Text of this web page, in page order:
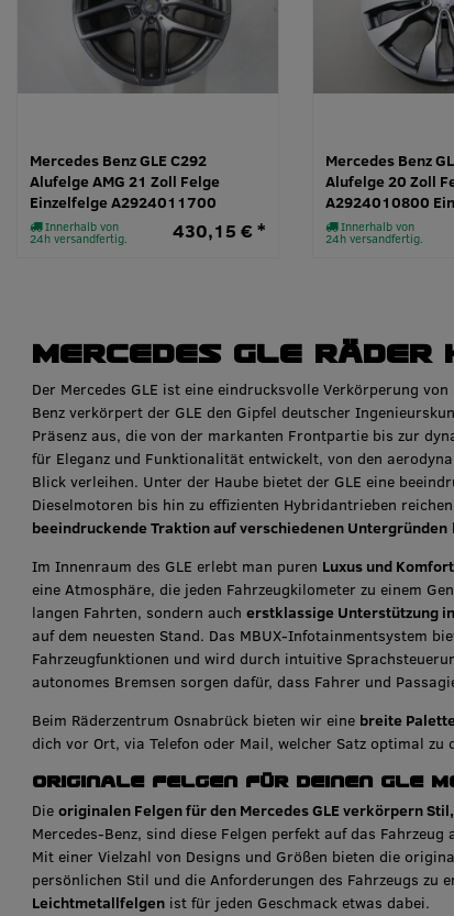
Mercedes Benz GLE C292
Alufelge AMG 21 Zoll Felge
Einzelfelge A2924011700
Innerhalb von
24h versandfertig. 430,15 € *
Mercedes Benz
Alufelge 20 Zoll
A2924010800
Innerhalb von
24h versandfertig.
Mercedes GLE
Der Mercedes GLE ist eine eindrucksvolle Verkörperung
Benz verkörpert der GLE den Gipfel deutscher
Präsenz aus, die von der markanten Frontpartie bis zur
für Eleganz und Funktionalität entwickelt, von den
Blick verleihen. Unter der Haube bietet der GLE eine
Dieselmotoren bis hin zu effizienten Hybridantrieben
beeindruckende Traktion auf verschiedenen Untergründen
Im Innenraum des GLE erlebt man puren Luxus und Komfort
eine Atmosphäre, die jeden Fahrzeugkilometer zu einem
langen Fahrten, sondern auch erstklassige Unterstützung
auf dem neuesten Stand. Das MBUX-Infotainmentsystem
Fahrzeugfunktionen und wird durch intuitive
autonomes Bremsen sorgen dafür, dass Fahrer und
Beim Räderzentrum Osnabrück bieten wir eine breite
dich vor Ort, via Telefon oder Mail, welcher Satz optimal zu
Originale Felgen für deinen GLE
Die originalen Felgen für den Mercedes GLE verkörpern
Mercedes-Benz, sind diese Felgen perfekt auf das
Mit einer Vielzahl von Designs und Größen bieten die
persönlichen Stil und die Anforderungen des Fahrzeugs zu
Leichtmetallfelgen ist für jeden Geschmack etwas dabei.